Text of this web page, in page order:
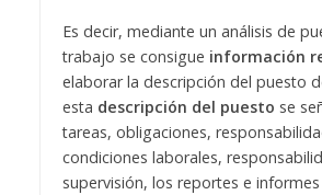
Es decir, mediante un análisis de
trabajo se consigue información
elaborar la descripción del puesto
esta descripción del puesto se
tareas, obligaciones,
condiciones laborales,
supervisión, los reportes e